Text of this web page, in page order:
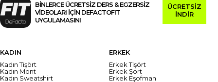
BİNLERCE ÜCRETSİZ DERS & EGZERSİZ
VİDEOLARI İÇİN DEFACTOFIT
UYGULAMASINI
ÜCRETSİZ
İNDİR
KADIN
Kadın Tişört
Kadın Mont
Kadın Sweatshirt
ERKEK
Erkek Tişört
Erkek Şort
Erkek Eşofman